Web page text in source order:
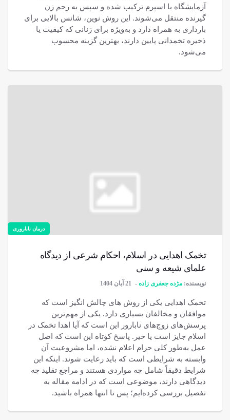
آزمایشگاه با اسپرم ترکیب شده و سپس به رحم زن
گیرنده منتقل می‌شوند. این روش نوین، شانس بالایی برای
بارداری به همراه دارد و به‌ویژه برای زنانی که کیفیت یا
ذخیره تخمدانی پایین دارند، بهترین گزینه محسوب
می‌شود.
درمان ناباروری
تخمک اهدایی در اسلام، احکام شرعی از دیدگاه
علمای شیعه و سنی
نویسنده: مژده جعفری زاده 21 آبان 1404
تخمک اهدایی یکی از روش های چالش انگیز است که
موافقان و مخالفان بسیاری دارد. یکی از مهم‌ترین
پرسش‌های زوج‌های نابارور این است که آیا اهدا تخمک در
اسلام جایز است یا خیر. پاسخ کوتاه این است که اصل
عمل به‌طور کلی حرام اعلام نشده، اما مشروعیت آن
وابسته به شرایطی است که باید رعایت شوند. اینکه این
شرایط دقیقاً شامل چه مواردی هستند و مراجع تقلید چه
دیدگاهی دارند، موضوعی است که در ادامه مقاله به
تفصیل بررسی کرده‌ایم؛ پس تا انتها همراه باشید.